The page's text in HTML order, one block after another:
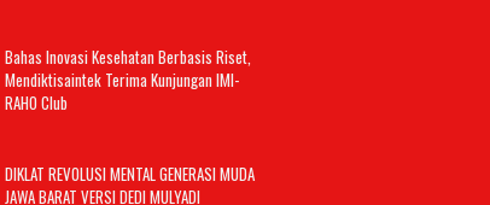
Bahas Inovasi Kesehatan Berbasis Riset,
Mendiktisaintek Terima Kunjungan IMI-
RAHO Club
DIKLAT REVOLUSI MENTAL GENERASI MUDA
JAWA BARAT VERSI DEDI MULYADI